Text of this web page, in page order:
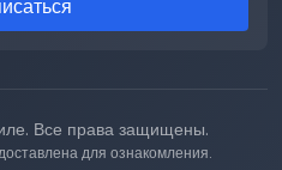
Все права защищены.
для ознакомления.